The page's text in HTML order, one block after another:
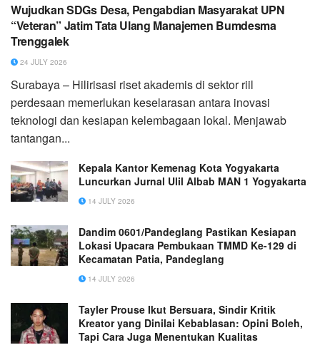
Wujudkan SDGs Desa, Pengabdian Masyarakat UPN
“Veteran” Jatim Tata Ulang Manajemen Bumdesma
Trenggalek
24 JULY 2026
Surabaya – Hilirisasi riset akademis di sektor riil
perdesaan memerlukan keselarasan antara inovasi
teknologi dan kesiapan kelembagaan lokal. Menjawab
tantangan...
Kepala Kantor Kemenag Kota Yogyakarta
Luncurkan Jurnal Ulil Albab MAN 1 Yogyakarta
14 JULY 2026
Dandim 0601/Pandeglang Pastikan Kesiapan
Lokasi Upacara Pembukaan TMMD Ke-129 di
Kecamatan Patia, Pandeglang
14 JULY 2026
Tayler Prouse Ikut Bersuara, Sindir Kritik
Kreator yang Dinilai Kebablasan: Opini Boleh,
Tapi Cara Juga Menentukan Kualitas